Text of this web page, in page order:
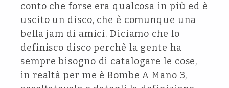
conto che forse era qualcosa in più ed è
uscito un disco, che è comunque una
bella jam di amici. Diciamo che lo
definisco disco perchè la gente ha
sempre bisogno di catalogare le cose,
in realtà per me è Bombe A Mano 3,